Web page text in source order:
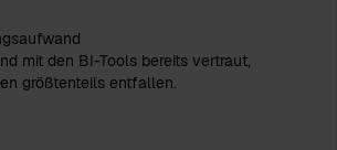
mit den BI-Tools bereits vertraut,
größtenteils entfallen.